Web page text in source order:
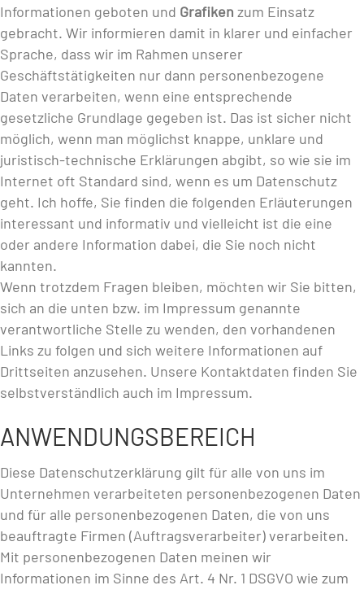
Informationen geboten und Grafiken zum Einsatz
gebracht. Wir informieren damit in klarer und einfacher
Sprache, dass wir im Rahmen unserer
Geschäftstätigkeiten nur dann personenbezogene
Daten verarbeiten, wenn eine entsprechende
gesetzliche Grundlage gegeben ist. Das ist sicher nicht
möglich, wenn man möglichst knappe, unklare und
juristisch-technische Erklärungen abgibt, so wie sie im
Internet oft Standard sind, wenn es um Datenschutz
geht. Ich hoffe, Sie finden die folgenden Erläuterungen
interessant und informativ und vielleicht ist die eine
oder andere Information dabei, die Sie noch nicht
kannten.
Wenn trotzdem Fragen bleiben, möchten wir Sie bitten,
sich an die unten bzw. im Impressum genannte
verantwortliche Stelle zu wenden, den vorhandenen
Links zu folgen und sich weitere Informationen auf
Drittseiten anzusehen. Unsere Kontaktdaten finden Sie
selbstverständlich auch im Impressum.
ANWENDUNGSBEREICH
Diese Datenschutzerklärung gilt für alle von uns im
Unternehmen verarbeiteten personenbezogenen Daten
und für alle personenbezogenen Daten, die von uns
beauftragte Firmen (Auftragsverarbeiter) verarbeiten.
Mit personenbezogenen Daten meinen wir
Informationen im Sinne des Art. 4 Nr. 1 DSGVO wie zum